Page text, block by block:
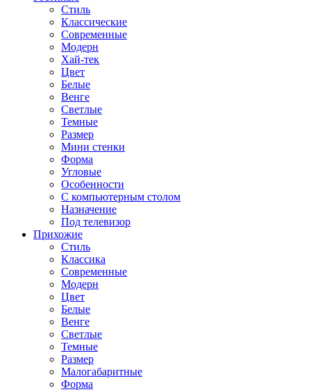
Стиль
Классические
Современные
Модерн
Хай-тек
Цвет
Белые
Венге
Светлые
Темные
Размер
Мини стенки
Форма
Угловые
Особенности
С компьютерным столом
Назначение
Под телевизор
Прихожие
Стиль
Классика
Современные
Модерн
Цвет
Белые
Венге
Светлые
Темные
Размер
Малогабаритные
Форма